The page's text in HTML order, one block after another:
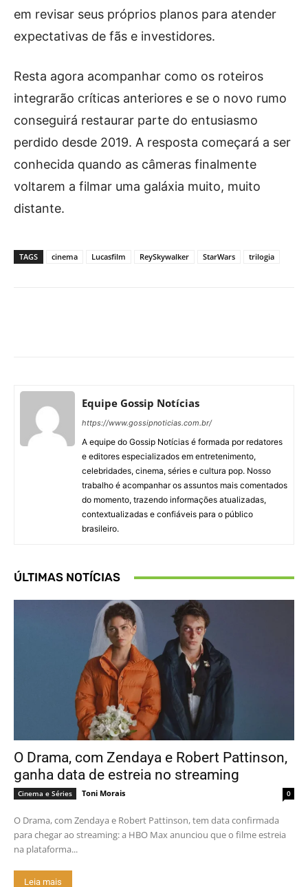
em revisar seus próprios planos para atender
expectativas de fãs e investidores.
Resta agora acompanhar como os roteiros
integrarão críticas anteriores e se o novo rumo
conseguirá restaurar parte do entusiasmo
perdido desde 2019. A resposta começará a ser
conhecida quando as câmeras finalmente
voltarem a filmar uma galáxia muito, muito
distante.
TAGS cinema Lucasfilm ReySkywalker StarWars trilogia
Equipe Gossip Notícias
https://www.gossipnoticias.com.br/
A equipe do Gossip Notícias é formada por redatores
e editores especializados em entretenimento,
celebridades, cinema, séries e cultura pop. Nosso
trabalho é acompanhar os assuntos mais comentados
do momento, trazendo informações atualizadas,
contextualizadas e confiáveis para o público
brasileiro.
ÚLTIMAS NOTÍCIAS
O Drama, com Zendaya e Robert Pattinson,
ganha data de estreia no streaming
Cinema e Séries Toni Morais 0
O Drama, com Zendaya e Robert Pattinson, tem data confirmada
para chegar ao streaming: a HBO Max anunciou que o filme estreia
na plataforma...
Leia mais